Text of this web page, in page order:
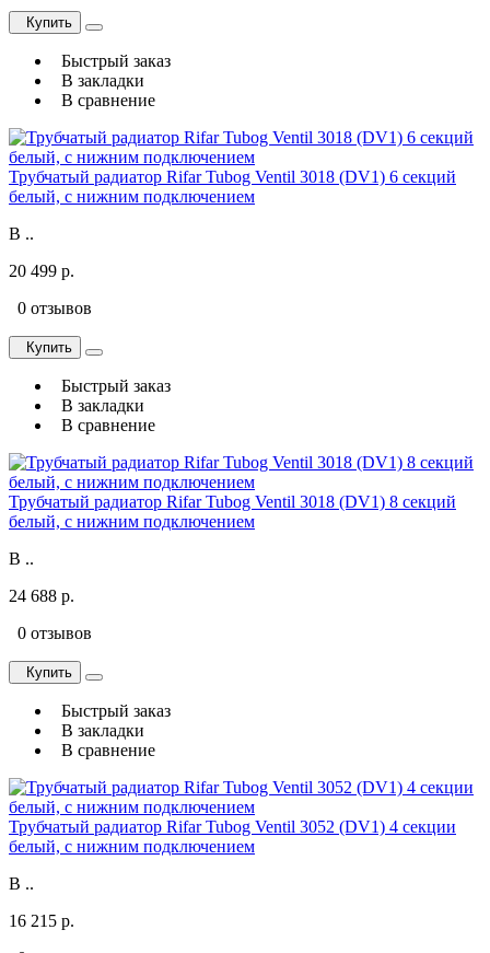
Купить
Быстрый заказ
В закладки
В сравнение
Трубчатый радиатор Rifar Tubog Ventil 3018 (DV1) 6 секций
белый, с нижним подключением
В ..
20 499 р.
0 отзывов
Купить
Быстрый заказ
В закладки
В сравнение
Трубчатый радиатор Rifar Tubog Ventil 3018 (DV1) 8 секций
белый, с нижним подключением
В ..
24 688 р.
0 отзывов
Купить
Быстрый заказ
В закладки
В сравнение
Трубчатый радиатор Rifar Tubog Ventil 3052 (DV1) 4 секции
белый, с нижним подключением
В ..
16 215 р.